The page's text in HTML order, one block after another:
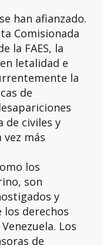
han afianzado.
Comisionada
la FAES, la
letalidad e
la
de
de civiles y
más
los
son
y
los derechos
Los
de